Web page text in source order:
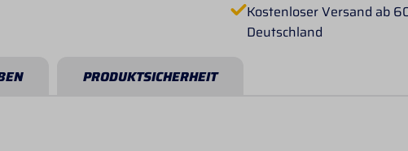
Kostenloser Versand ab
Deutschland
PRODUKTSICHERHEIT